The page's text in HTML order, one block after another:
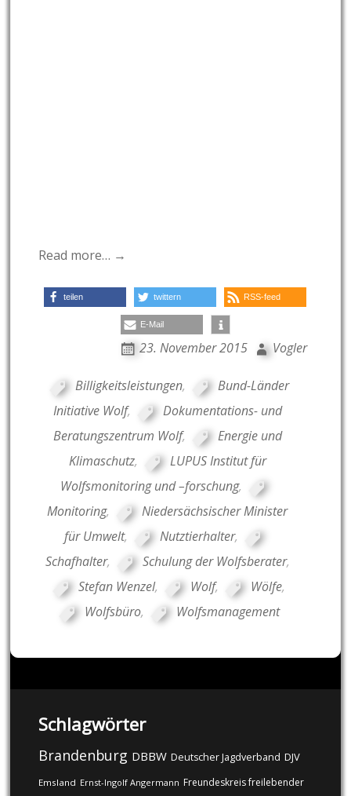
Read more… →
teilen twittern RSS-feed
E-Mail
23. November 2015 Vogler
Billigkeitsleistungen,
Bund-Länder
Initiative Wolf,
Dokumentations- und
Beratungszentrum Wolf,
Energie und
Klimaschutz,
LUPUS Institut für
Wolfsmonitoring und –forschung,
Monitoring,
Niedersächsischer Minister
für Umwelt, Nutztierhalter,
Schafhalter, Schulung der Wolfsberater,
Stefan Wenzel, Wolf, Wölfe,
Wolfsbüro, Wolfsmanagement
Schlagwörter
Brandenburg DBBW Deutscher Jagdverband DJV
Emsland Ernst-Ingolf Angermann Freundeskreis freilebender